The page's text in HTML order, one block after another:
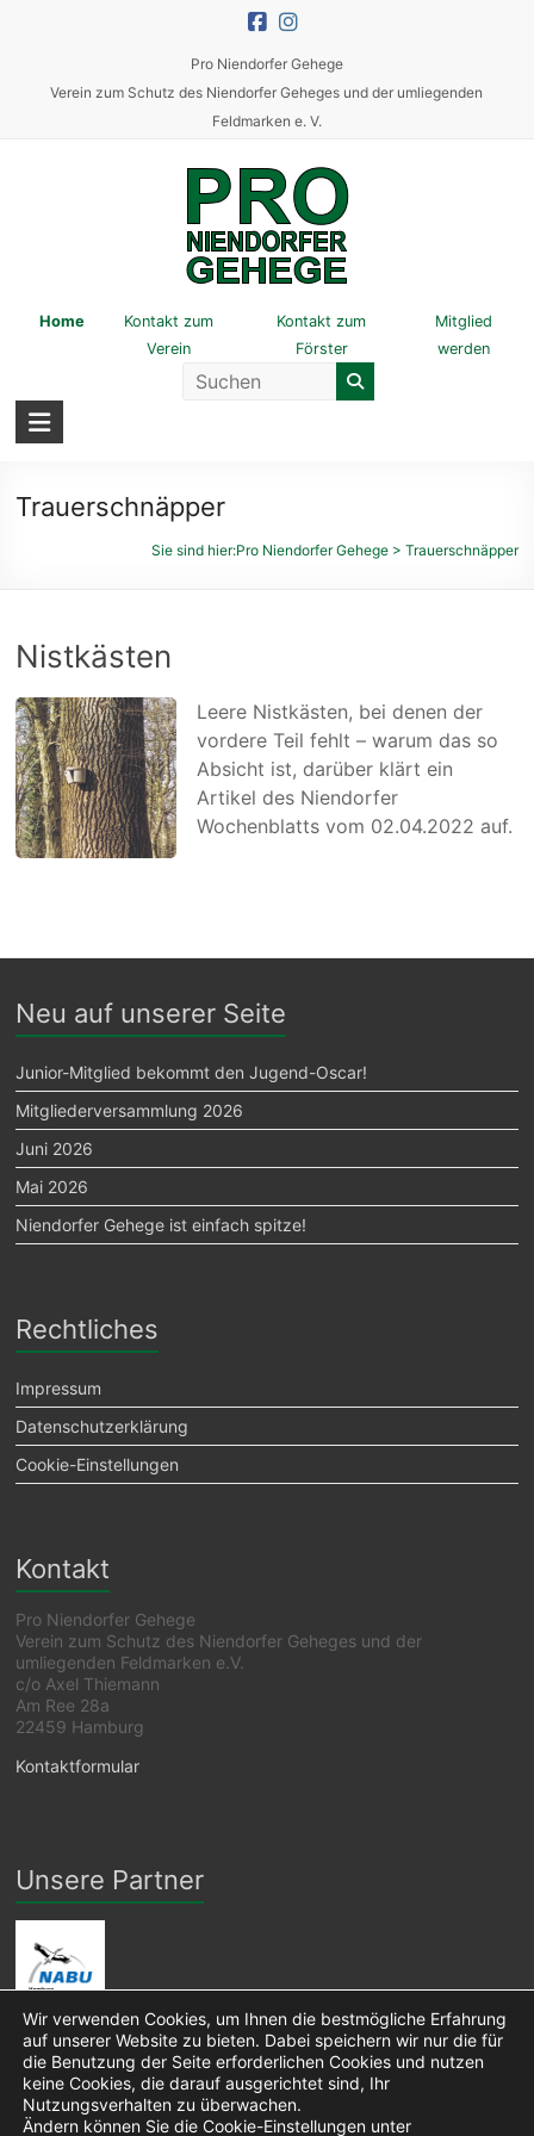
content
Pro Niendorfer Gehege
Verein zum Schutz des Niendorfer Geheges und der umliegenden
Feldmarken e. V.
Pro
Gehege
Schutz
der
Feldmarken
e.
V.
Home
Kontakt zum
Verein
Kontakt zum
Förster
Mitglied
werden
Trauerschnäpper
Sie sind hier:Pro Niendorfer Gehege> Trauerschnäpper
Nistkästen
Leere Nistkästen, bei denen der
vordere Teil fehlt – warum das so
Absicht ist, darüber klärt ein
Artikel des Niendorfer
Wochenblatts vom 02.04.2022 auf.
Neu auf unserer Seite
Junior-Mitglied bekommt den Jugend-Oscar!
Mitgliederversammlung 2026
Juni 2026
Mai 2026
Niendorfer Gehege ist einfach spitze!
Rechtliches
Impressum
Datenschutzerklärung
Cookie-Einstellungen
Kontakt
Pro Niendorfer Gehege
Verein zum Schutz des Niendorfer Geheges und der
umliegenden Feldmarken e.V.
c/o Axel Thiemann
Am Ree 28a
22459 Hamburg
Kontaktformular
Unsere Partner
Wir verwenden Cookies, um Ihnen die bestmögliche Erfahrung
auf unserer Website zu bieten. Dabei speichern wir nur die für
die Benutzung der Seite erforderlichen Cookies und nutzen
keine Cookies, die darauf ausgerichtet sind, Ihr
Nutzungsverhalten zu überwachen.
Ändern können Sie die Cookie-Einstellungen unter